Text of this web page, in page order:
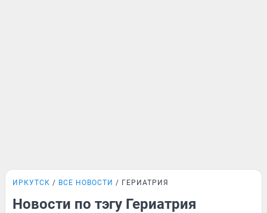
ИРКУТСК ВСЕ НОВОСТИ ГЕРИАТРИЯ
Новости по тэгу Гериатрия